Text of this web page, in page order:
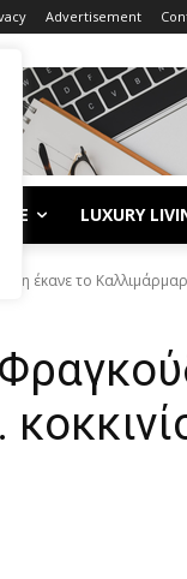
Advertisement
LIFE LUXURY
έκανε το